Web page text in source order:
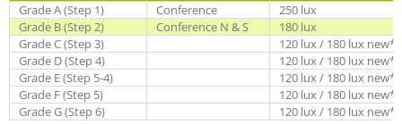
Grade A (Step 1) Conference
250 lux
Grade B (Step 2)
Conference N & S
180 lux
Grade C (Step 3)
120 lux / 180 lux new*
Grade D (Step 4)
120 lux / 180 lux new*
Grade E (Step 5-4)
120 lux / 180 lux new*
Grade F (Step 5)
120 lux / 180 lux new*
Grade G (Step 6)
120 lux / 180 lux new*